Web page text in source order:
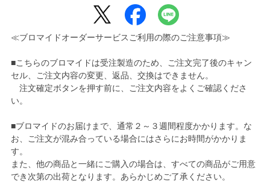
≪ブロマイドオーダーサービスご利用の際のご注意事項≫
■こちらのブロマイドは受注製造のため、ご注文完了後のキャン
セル、ご注文内容の変更、返品、交換はできません。
注文確定ボタンを押す前に、ご注文内容をよくご確認くださ
い。
■ブロマイドのお届けまで、通常２～３週間程度かかります。な
お、ご注文が混み合っている場合にはさらにお時間がかかりま
す。
また、他の商品と一緒にご購入の場合は、すべての商品がご用意
でき次第の出荷となります。あらかじめご了承ください。